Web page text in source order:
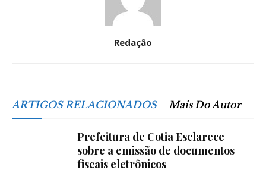
Redação
ARTIGOS RELACIONADOS Mais Do Autor
Prefeitura de Cotia Esclarece
sobre a emissão de documentos
fiscais eletrônicos